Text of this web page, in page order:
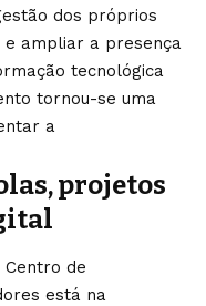
dos próprios
e ampliar a presença
tecnológica
tornou-se uma
a
projetos
Centro de
está na